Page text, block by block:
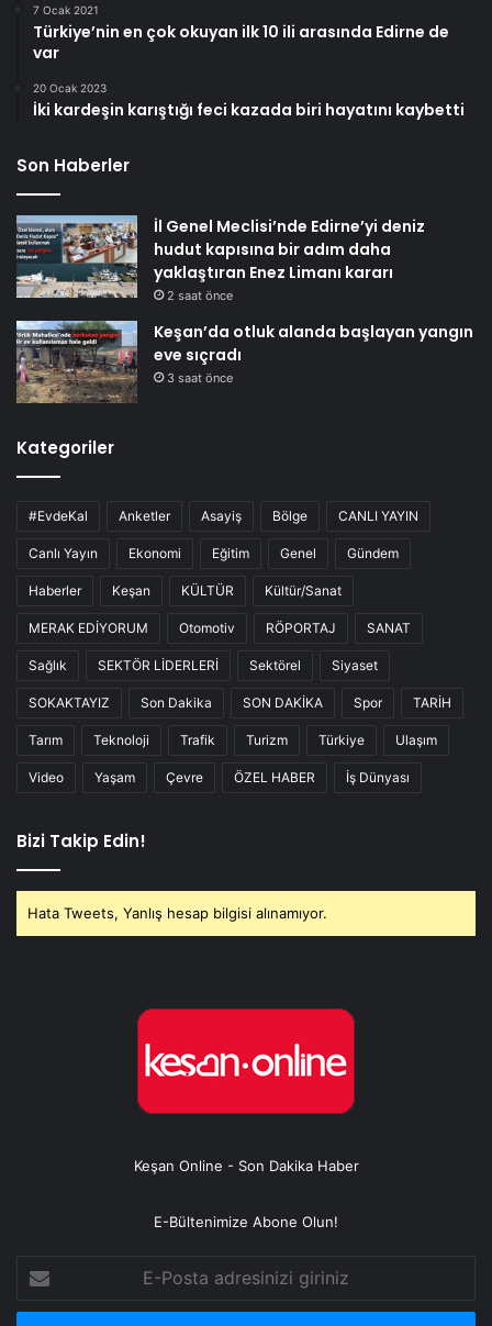
7 Ocak 2021
Türkiye’nin en çok okuyan ilk 10 ili arasında Edirne de
var
20 Ocak 2023
İki kardeşin karıştığı feci kazada biri hayatını kaybetti
Son Haberler
İl Genel Meclisi’nde Edirne’yi deniz
hudut kapısına bir adım daha
yaklaştıran Enez Limanı kararı
2 saat önce
Keşan’da otluk alanda başlayan yangın
eve sıçradı
3 saat önce
Kategoriler
#EvdeKal Anketler Asayiş Bölge CANLI YAYIN
Canlı Yayın Ekonomi Eğitim Genel Gündem
Haberler Keşan KÜLTÜR Kültür/Sanat
MERAK EDİYORUM Otomotiv RÖPORTAJ SANAT
Sağlık SEKTÖR LİDERLERİ Sektörel Siyaset
SOKAKTAYIZ Son Dakika SON DAKİKA Spor TARİH
Tarım Teknoloji Trafik Turizm Türkiye Ulaşım
Video Yaşam Çevre ÖZEL HABER İş Dünyası
Bizi Takip Edin!
Hata Tweets, Yanlış hesap bilgisi alınamıyor.
Keşan Online - Son Dakika Haber
E-Bültenimize Abone Olun!
Posta
adresinizi